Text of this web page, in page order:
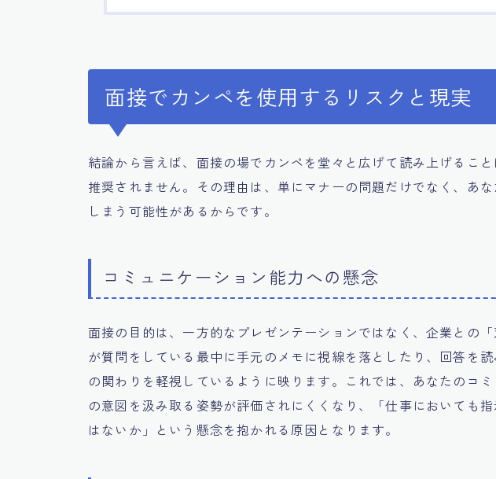
面接でカンペを使用するリスクと現実
結論から言えば、面接の場でカンペを堂々と広げて読み上げるこ
推奨されません。その理由は、単にマナーの問題だけでなく、あ
しまう可能性があるからです。
コミュニケーション能力への懸念
面接の目的は、一方的なプレゼンテーションではなく、企業との
が質問をしている最中に手元のメモに視線を落としたり、回答を
の関わりを軽視しているように映ります。これでは、あなたのコ
の意図を汲み取る姿勢が評価されにくくなり、「仕事においても
はないか」という懸念を抱かれる原因となります。